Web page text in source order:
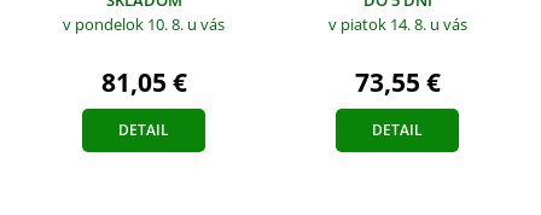
v pondelok 10. 8. u vás
81,05 €
DETAIL
v piatok 14. 8. u vás
73,55 €
DETAIL